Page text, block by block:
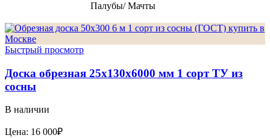
Палубы/ Мачты
Быстрый просмотр
Доска обрезная 25х130х6000 мм 1 сорт ТУ из
сосны
В наличии
Цена: 16 000₽